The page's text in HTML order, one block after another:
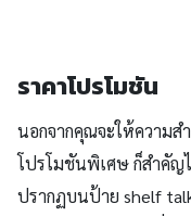
ราคาโปรโมชัน
นอกจากคุณจะให้ความ
โปรโมชันพิเศษ ก็สำคัญ
ปรากฏบนป้าย shelf